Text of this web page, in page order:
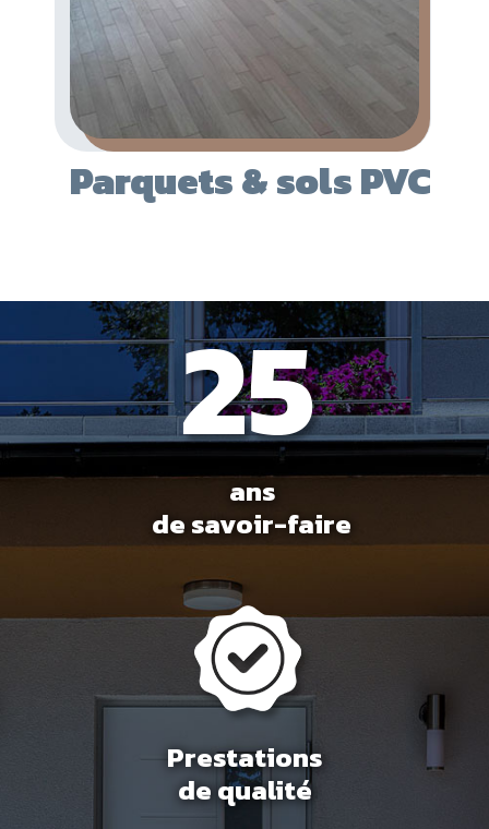
Parquets & sols PVC
ans
de savoir-faire
Prestations
de qualité